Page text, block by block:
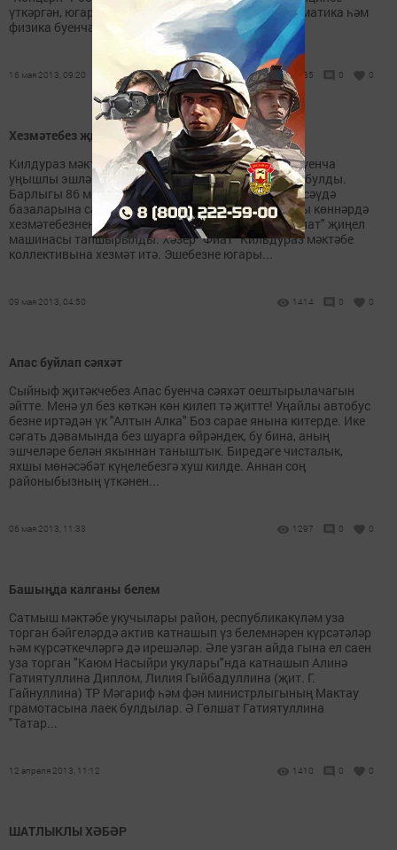
үткәргән, югары класс укучылары арасында математика һәм
физика буенча читтән торып катнашуның...
16 мая 2013, 09:20 1385 0 0
Хезмәтебез җимеше
Килдураз мәктәбе соңгы елларда яшелчә үстерү буенча
уңышлы эшләп килә. Аеруча 2011нче ел табышлы булды.
Барлыгы 86 мең сумлык яшелчә үстерелде, Казан сәүдә
базаларына сатып 65 мең сум акча алынды. Шушы көннәрдә
хезмәтебезнең җимешен дә татыдык, мәктәпкә "Фиат" җиңел
машинасы тапшырылды. Хәзер "Фиат" Кильдураз мәктәбе
коллективына хезмәт итә. Эшебезне югары...
09 мая 2013, 04:50 1414 0 0
Апас буйлап сәяхәт
Сыйныф җитәкчебез Апас буенча сәяхәт оештырылачагын
әйтте. Менә ул без көткән көн килеп тә җитте! Уңайлы автобус
безне иртәдән үк "Алтын Алка" Боз сарае янына китерде. Ике
сәгать дәвамында без шуарга өйрәндек, бу бина, аның
эшчеләре белән якыннан таныштык. Биредәге чисталык,
яхшы мөнәсәбәт күңелебезгә хуш килде. Аннан соң
районыбызның үткәнен...
06 мая 2013, 11:33 1297 0 0
Башыңда калганы белем
Сатмыш мәктәбе укучылары район, республикакүләм уза
торган бәйгеләрдә актив катнашып үз белемнәрен күрсәтәләр
һәм күрсәткечләргә дә ирешәләр. Әле узган айда гына ел саен
уза торган "Каюм Насыйри укулары"нда катнашып Алинә
Гатиятуллина Диплом, Лилия Гыйбадуллина (җит. Г.
Гайнуллина) ТР Мәгариф һәм фән министрлыгының Мактау
грамотасына лаек булдылар. Ә Гөлшат Гатиятуллина
"Татар...
12 апреля 2013, 11:12 1410 0 0
ШАТЛЫКЛЫ ХӘБӘР